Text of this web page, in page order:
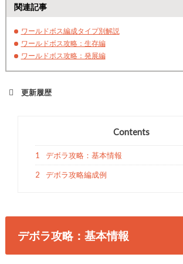
関連記事
ワールドボス編成タイプ別解説
ワールドボス攻略：生存編
ワールドボス攻略：発展編
更新履歴
Contents
1 デボラ攻略：基本情報
2 デボラ攻略編成例
デボラ攻略：基本情報